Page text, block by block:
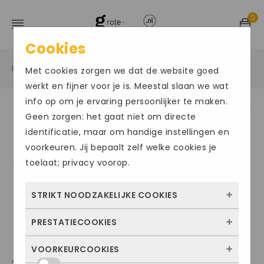
0
Home / Grote maten sportschoenen / Sneakers
ADIDAS ALPHATORSION 2.0
Cookies
Met cookies zorgen we dat de website goed
werkt en fijner voor je is. Meestal slaan we wat
info op om je ervaring persoonlijker te maken.
Geen zorgen: het gaat niet om directe
identificatie, maar om handige instellingen en
voorkeuren. Jij bepaalt zelf welke cookies je
toelaat; privacy voorop.
STRIKT NOODZAKELIJKE COOKIES
Deze cookies zorgen ervoor dat de website
kunnen niet worden uitgezet. Meestal
PRESTATIECOOKIES
Met deze cookies zien we hoe vaak onze
VOORKEURCOOKIES